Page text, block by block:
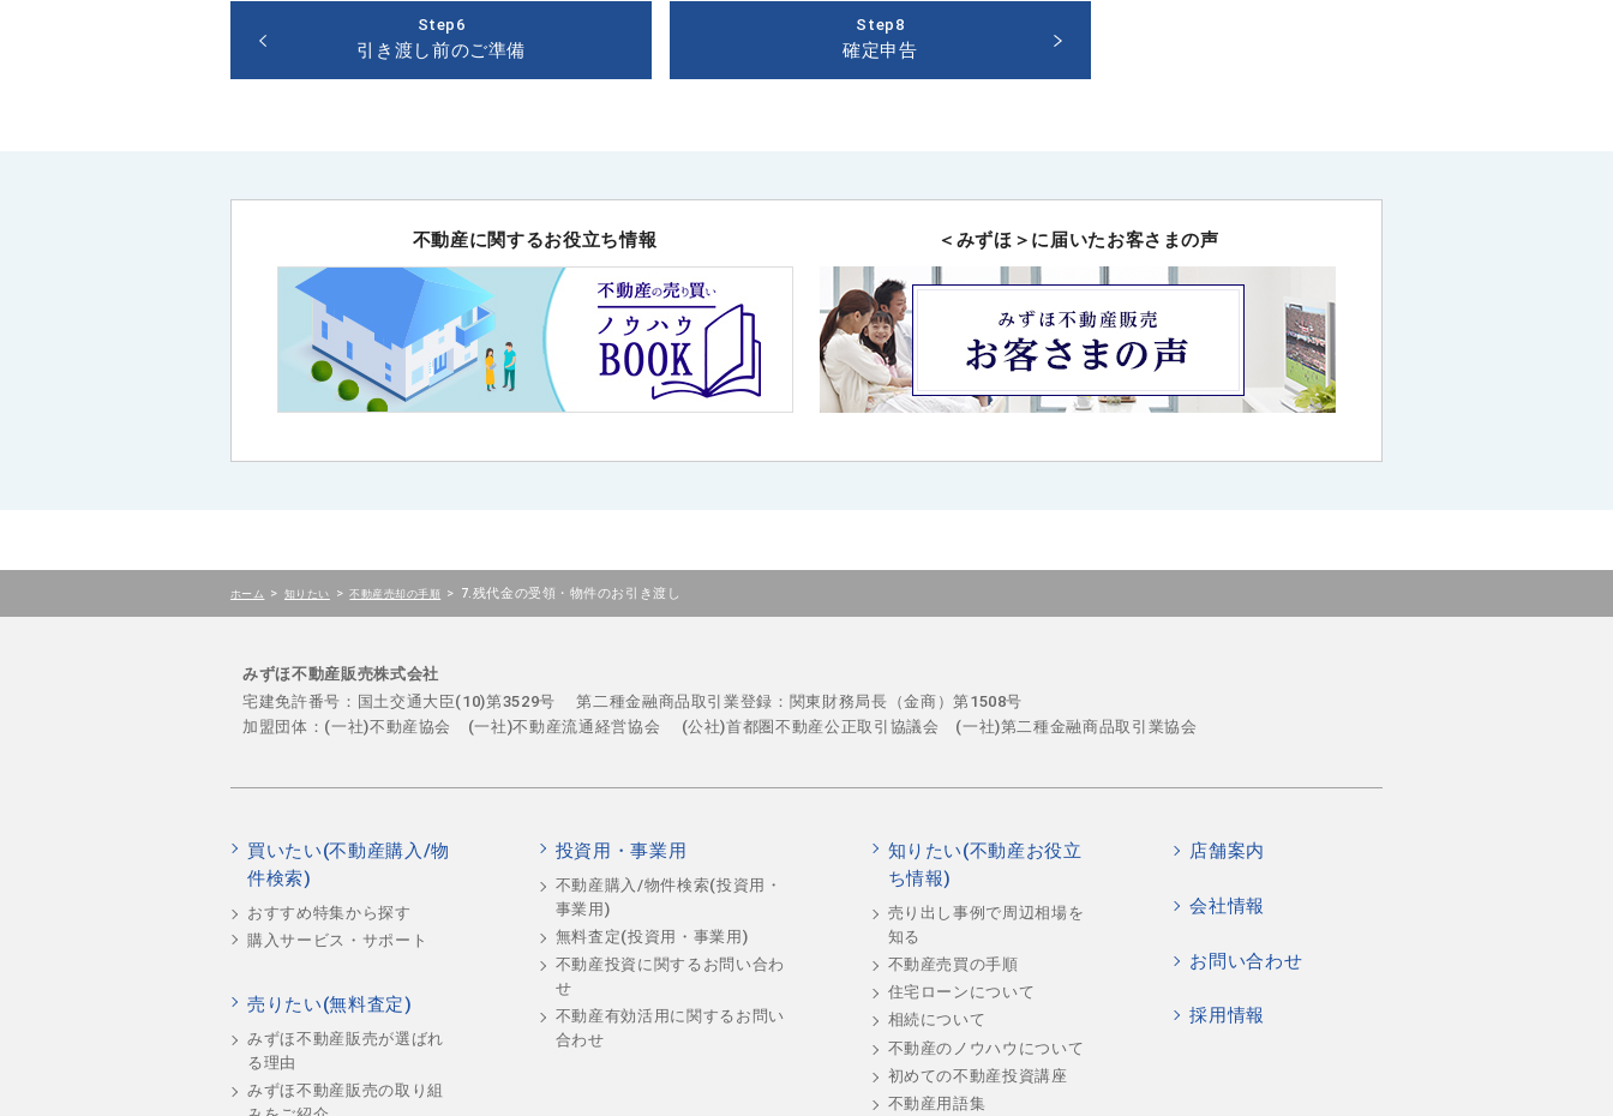
Step8
確定申告
Step6
引き渡し前のご準備
不動産に関するお役立ち情報 ＜みずほ＞に届いたお客さまの声
ホーム > 知りたい > 不動産売却の手順 > 7.残代金の受領・物件のお引き渡し
みずほ不動産販売株式会社
宅建免許番号：国土交通大臣(10)第3529号
第二種金融商品取引業登録：関東財務局長（金商）第1508号
加盟団体：(一社)不動産協会 (一社)不動産流通経営協会
(公社)首都圏不動産公正取引協議会 (一社)第二種金融商品取引業協会
買いたい(不動産購入/物
件検索)
おすすめ特集から探す
購入サービス・サポート
売りたい(無料査定)
みずほ不動産販売が選ばれ
る理由
みずほ不動産販売の取り組
投資用・事業用
不動産購入/物件検索(投資用・
事業用)
無料査定(投資用・事業用)
不動産投資に関するお問い合わ
せ
不動産有効活用に関するお問い
合わせ
知りたい(不動産お役立
ち情報)
売り出し事例で周辺相場を
知る
不動産売買の手順
住宅ローンについて
相続について
不動産のノウハウについて
初めての不動産投資講座
不動産用語集
店舗案内
会社情報
お問い合わせ
採用情報